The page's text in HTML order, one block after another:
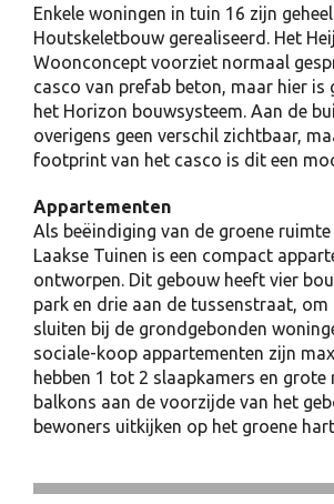
Enkele woningen in tuin 16 zijn
Houtskeletbouw gerealiseerd. Het
Woonconcept voorziet normaal
casco van prefab beton, maar hier is
het Horizon bouwsysteem. Aan de
overigens geen verschil zichtbaar,
footprint van het casco is dit een
Appartementen
Als beëindiging van de groene
Laakse Tuinen is een compact
ontworpen. Dit gebouw heeft vier
park en drie aan de tussenstraat, om
sluiten bij de grondgebonden
sociale-koop appartementen zijn
hebben 1 tot 2 slaapkamers en grote
balkons aan de voorzijde van het
bewoners uitkijken op het groene